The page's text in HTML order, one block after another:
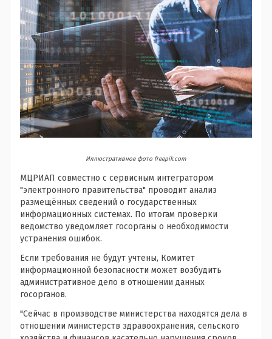
Иллюстративное фото freepik.com
МЦРИАП совместно с сервисным интегратором
"электронного правительства" проводит анализ
размещённых сведений о государственных
информационных системах. По итогам проверки
ведомство уведомляет госорганы о необходимости
устранения ошибок.
Если требования не будут учтены, Комитет
информационной безопасности может возбудить
административное дело в отношении данных
госорганов.
"Сейчас в производстве министерства находятся дела в
отношении министерств здравоохранения, сельского